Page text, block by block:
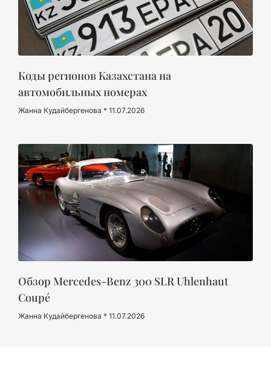
Коды регионов Казахстана на
автомобильных номерах
Жанна Кудайбергенова 11.07.2026
Обзор Mercedes-Benz 300 SLR Uhlenhaut
Coupé
Жанна Кудайбергенова 11.07.2026